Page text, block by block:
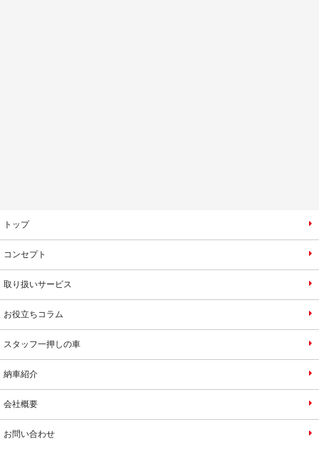
トップ
コンセプト
取り扱いサービス
お役立ちコラム
スタッフ一押しの車
納車紹介
会社概要
お問い合わせ